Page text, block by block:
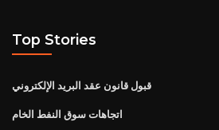
Top Stories
قبول قانون عقد البريد الإلكتروني
اتجاهات سوق النفط الخام